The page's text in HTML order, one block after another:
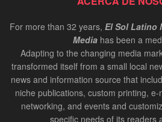
For more than 32 years, El Sol Latino
Media has been a
Adapting to the changing media
transformed itself from a small local
news and information source that
niche publications, custom printing,
networking, and events and
specific needs of its readers